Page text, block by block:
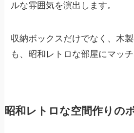
ルな雰囲気を演出します。
収納ボックスだけでなく、木
も、昭和レトロな部屋にマッチ
昭和レトロな空間作りの